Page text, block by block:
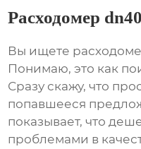
Расходомер
Вы ищете
Понимаю, это как
Сразу скажу, что
попавшееся
показывает, что
проблемами в